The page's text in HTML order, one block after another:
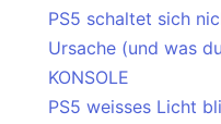
PS5 schaltet sich
Ursache (und was
KONSOLE
PS5 weisses Licht